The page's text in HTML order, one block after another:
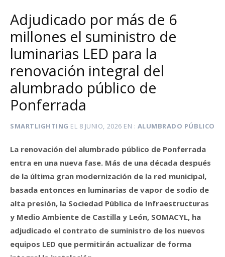
Adjudicado por más de 6
millones el suministro de
luminarias LED para la
renovación integral del
alumbrado público de
Ponferrada
SMARTLIGHTING EL 8 JUNIO, 2026 EN ALUMBRADO PÚBLICO
La renovación del alumbrado público de Ponferrada
entra en una nueva fase. Más de una década después
de la última gran modernización de la red municipal,
basada entonces en luminarias de vapor de sodio de
alta presión, la Sociedad Pública de Infraestructuras
y Medio Ambiente de Castilla y León, SOMACYL, ha
adjudicado el contrato de suministro de los nuevos
equipos LED que permitirán actualizar de forma